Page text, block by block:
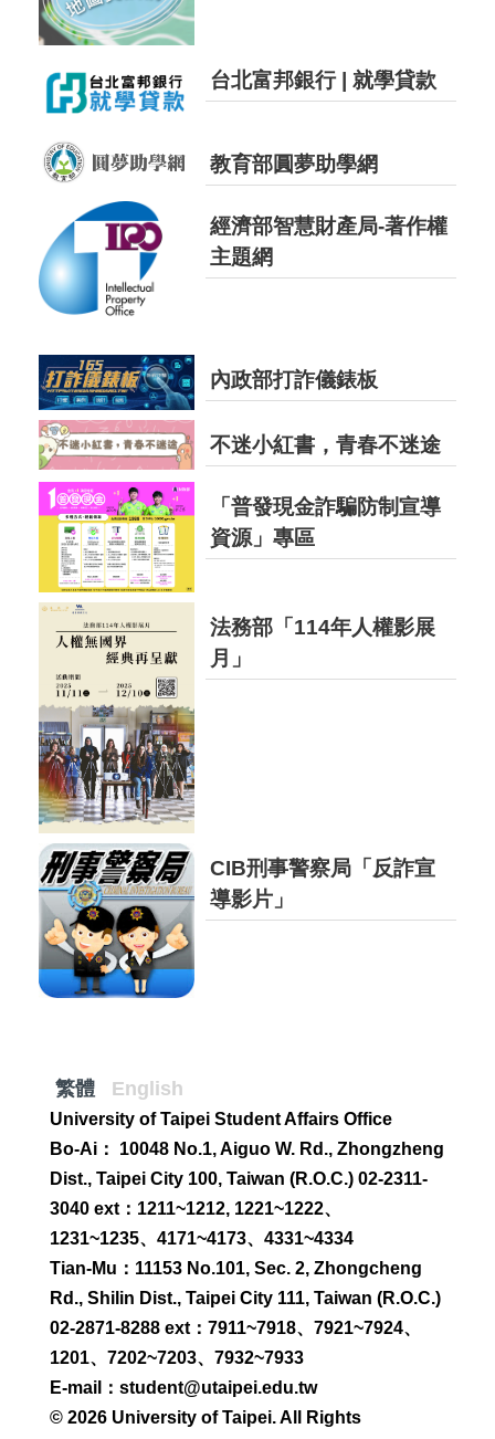
2026-07-31【獎學金訊息】（彙
學生獎學金 (高科技產業相關科系限
定)，校內申請期間自即日起至10月1
日止。
2026-07-31
【獎學金訊息】（彙
送）115年度臺北市景美十五份福興
宮，校內申請期間自即日起至10月2
日止。
2026-07-31【獎學金訊息】（自
送）2026-2027 年度中華扶輪獎學
金申請期間即日起至 115 年10 月
20 日止。
台北富邦銀行 | 就學貸款
教育部圓夢助學網
經濟部智慧財產局-著作權
主題網
內政部打詐儀錶板
不迷小紅書，青春不迷途
「普發現金詐騙防制宣導
資源」專區
法務部「114年人權影展
月」
CIB刑事警察局「反詐宣
導影片」
繁體 English
University of Taipei Student Affairs Office
Bo-Ai： 10048 No.1, Aiguo W. Rd., Zhongzheng
Dist., Taipei City 100, Taiwan (R.O.C.) 02-2311-
3040 ext：1211~1212, 1221~1222、
1231~1235、4171~4173、4331~4334
Tian-Mu：11153 No.101, Sec. 2, Zhongcheng
Rd., Shilin Dist., Taipei City 111, Taiwan (R.O.C.)
02-2871-8288 ext：7911~7918、7921~7924、
1201、7202~7203、7932~7933
E-mail：student@utaipei.edu.tw
© 2026 University of Taipei. All Rights